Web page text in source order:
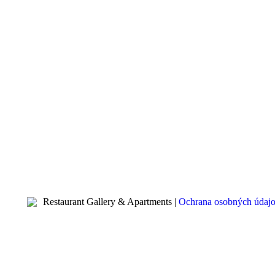
Restaurant Gallery & Apartments | Ochrana osobných